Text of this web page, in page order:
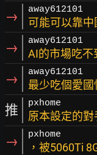
→ away612101
可能可以靠中
→ away612101
AI的市場吃不
→ away612101
最少吃個愛國
推 pxhome
原本設定的
→ pxhome
，被5060Ti